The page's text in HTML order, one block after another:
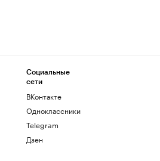
Социальные
сети
ВКонтакте
Одноклассники
Telegram
Дзен